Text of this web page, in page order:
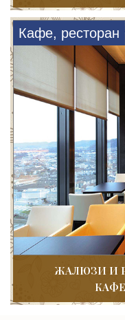
Кафе, ресторан
ЖАЛЮЗИ И